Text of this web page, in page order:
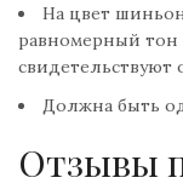
На цвет
равномерный тон
свидетельствуют
Должна быть
Отзывы